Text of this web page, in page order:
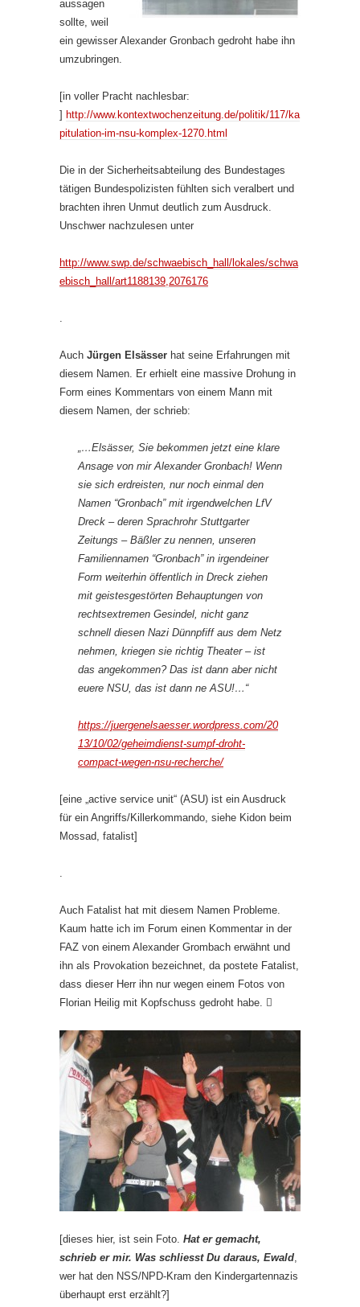
aussagen
sollte, weil
ein gewisser Alexander Gronbach gedroht habe ihn
umzubringen.
[in voller Pracht nachlesbar:
] http://www.kontextwochenzeitung.de/politik/117/ka
pitulation-im-nsu-komplex-1270.html
Die in der Sicherheitsabteilung des Bundestages
tätigen Bundespolizisten fühlten sich veralbert und
brachten ihren Unmut deutlich zum Ausdruck.
Unschwer nachzulesen unter
http://www.swp.de/schwaebisch_hall/lokales/schwa
ebisch_hall/art1188139,2076176
.
Auch Jürgen Elsässer hat seine Erfahrungen mit
diesem Namen. Er erhielt eine massive Drohung in
Form eines Kommentars von einem Mann mit
diesem Namen, der schrieb:
„…Elsässer, Sie bekommen jetzt eine klare
Ansage von mir Alexander Gronbach! Wenn
sie sich erdreisten, nur noch einmal den
Namen “Gronbach” mit irgendwelchen LfV
Dreck – deren Sprachrohr Stuttgarter
Zeitungs – Bäßler zu nennen, unseren
Familiennamen “Gronbach” in irgendeiner
Form weiterhin öffentlich in Dreck ziehen
mit geistesgestörten Behauptungen von
rechtsextremen Gesindel, nicht ganz
schnell diesen Nazi Dünnpfiff aus dem Netz
nehmen, kriegen sie richtig Theater – ist
das angekommen? Das ist dann aber nicht
euere NSU, das ist dann ne ASU!…“
https://juergenelsaesser.wordpress.com/20
13/10/02/geheimdienst-sumpf-droht-
compact-wegen-nsu-recherche/
[eine „active service unit“ (ASU) ist ein Ausdruck
für ein Angriffs/Killerkommando, siehe Kidon beim
Mossad, fatalist]
.
Auch Fatalist hat mit diesem Namen Probleme.
Kaum hatte ich im Forum einen Kommentar in der
FAZ von einem Alexander Grombach erwähnt und
ihn als Provokation bezeichnet, da postete Fatalist,
dass dieser Herr ihn nur wegen einem Fotos von
Florian Heilig mit Kopfschuss gedroht habe. 
[dieses hier, ist sein Foto. Hat er gemacht,
schrieb er mir. Was schliesst Du daraus, Ewald,
wer hat den NSS/NPD-Kram den Kindergartennazis
überhaupt erst erzählt?]